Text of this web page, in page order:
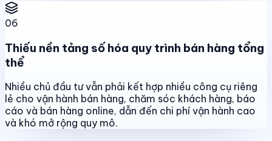
06
Thiếu nền tảng số hóa quy trình bán hàng tổng
thể
Nhiều chủ đầu tư vẫn phải kết hợp nhiều công cụ riêng
lẻ cho vận hành bán hàng, chăm sóc khách hàng, báo
cáo và bán hàng online, dẫn đến chi phí vận hành cao
và khó mở rộng quy mô.